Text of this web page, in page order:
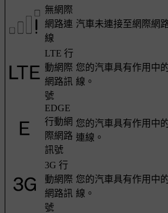
無網際
網路連
線
汽車未連接至網際網
LTE 行
動網際
網路訊
號
您的汽車具有作用中
線。
EDGE
行動網
際網路
訊號
您的汽車具有作用中
連線。
3G 行
動網際
網路訊
號
您的汽車具有作用中
線。